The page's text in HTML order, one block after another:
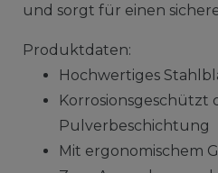
und sorgt für einen
Produktdaten:
Hochwertiges
Korrosionsgeschützt
Pulverbeschichtung
Mit ergonomischem